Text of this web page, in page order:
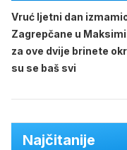
Vruć ljetni dan
Zagrepčane u
za ove dvije brinete
su se baš svi
Najčitanije